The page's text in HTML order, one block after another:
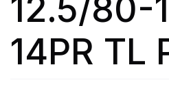
12.5/80-
14PR TL